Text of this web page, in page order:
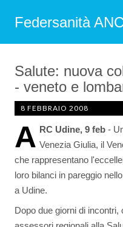
Federsanità
Salute: nuova
- veneto e
8 FEBBRAIO 2008
A RC Udine, 9 feb -
Venezia Giulia, il
che rappresentano
loro bilanci in pareggio
a Udine.
Dopo due giorni di